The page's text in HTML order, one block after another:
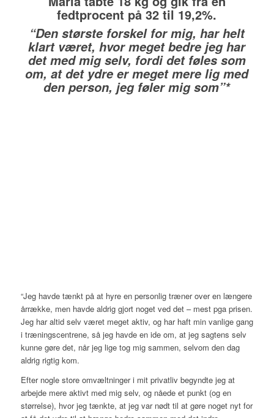
fedtprocent på 32 til 19,2%.
“Den største forskel for mig, har helt
klart været, hvor meget bedre jeg har
det med mig selv, fordi det føles som
om, at det ydre er meget mere lig med
den person, jeg føler mig som”*
“Jeg havde tænkt på at hyre en personlig træner over en længere
årrække, men havde aldrig gjort noget ved det – mest pga prisen.
Jeg har altid selv været meget aktiv, og har haft min vanlige gang
i træningscentrene, så jeg havde en ide om, at jeg sagtens selv
kunne gøre det, når jeg lige tog mig sammen, selvom den dag
aldrig rigtig kom.
Efter nogle store omvæltninger i mit privatliv begyndte jeg at
arbejde mere aktivt med mig selv, og nåede et punkt (og en
størrelse), hvor jeg tænkte, at jeg var nødt til at gøre noget nyt for